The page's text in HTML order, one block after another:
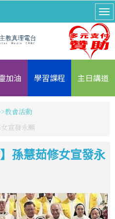
加油 學習課程 主日講道
教會活動
宣發永願
孫慧茹修女宣發永